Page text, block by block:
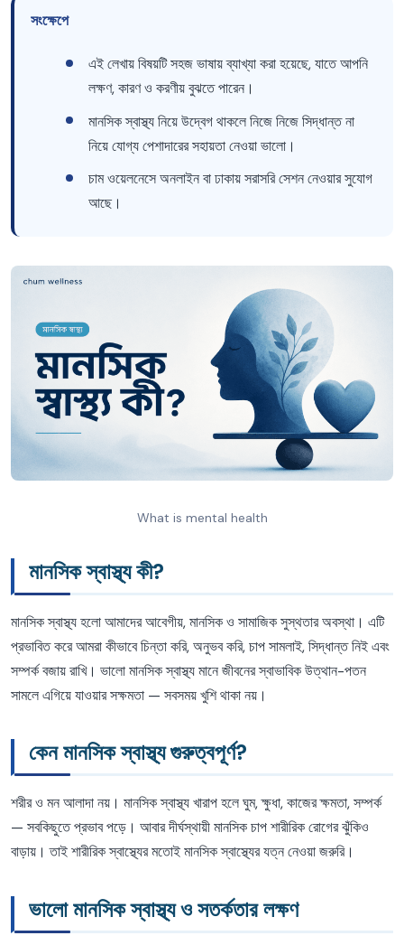
সংক্ষেপে
এই লেখায় বিষয়টি সহজ ভাষায় ব্যাখ্যা করা হয়েছে, যাতে আপনি
লক্ষণ, কারণ ও করণীয় বুঝতে পারেন।
মানসিক স্বাস্থ্য নিয়ে উদ্বেগ থাকলে নিজে নিজে সিদ্ধান্ত না
নিয়ে যোগ্য পেশাদারের সহায়তা নেওয়া ভালো।
চাম ওয়েলনেসে অনলাইন বা ঢাকায় সরাসরি সেশন নেওয়ার সুযোগ
আছে।
What is mental health
মানসিক স্বাস্থ্য কী?
মানসিক স্বাস্থ্য হলো আমাদের আবেগীয়, মানসিক ও সামাজিক সুস্থতার অবস্থা। এটি
প্রভাবিত করে আমরা কীভাবে চিন্তা করি, অনুভব করি, চাপ সামলাই, সিদ্ধান্ত নিই এবং
সম্পর্ক বজায় রাখি। ভালো মানসিক স্বাস্থ্য মানে জীবনের স্বাভাবিক উত্থান-পতন
সামলে এগিয়ে যাওয়ার সক্ষমতা — সবসময় খুশি থাকা নয়।
কেন মানসিক স্বাস্থ্য গুরুত্বপূর্ণ?
শরীর ও মন আলাদা নয়। মানসিক স্বাস্থ্য খারাপ হলে ঘুম, ক্ষুধা, কাজের ক্ষমতা, সম্পর্ক
— সবকিছুতে প্রভাব পড়ে। আবার দীর্ঘস্থায়ী মানসিক চাপ শারীরিক রোগের ঝুঁকিও
বাড়ায়। তাই শারীরিক স্বাস্থ্যের মতোই মানসিক স্বাস্থ্যের যত্ন নেওয়া জরুরি।
ভালো মানসিক স্বাস্থ্য ও সতর্কতার লক্ষণ